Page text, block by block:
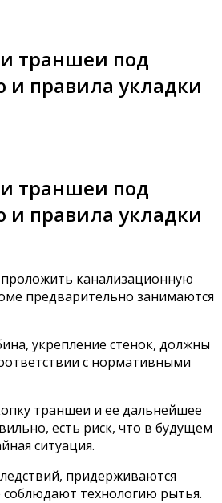
траншеи под
и правила укладки
траншеи под
и правила укладки
канализационную
предварительно занимаются
укрепление стенок, должны
с нормативными
траншеи и ее дальнейшее
есть риск, что в будущем
ситуация.
придерживаются
технологию рытья.